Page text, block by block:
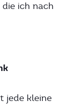
die ich nach
jede kleine